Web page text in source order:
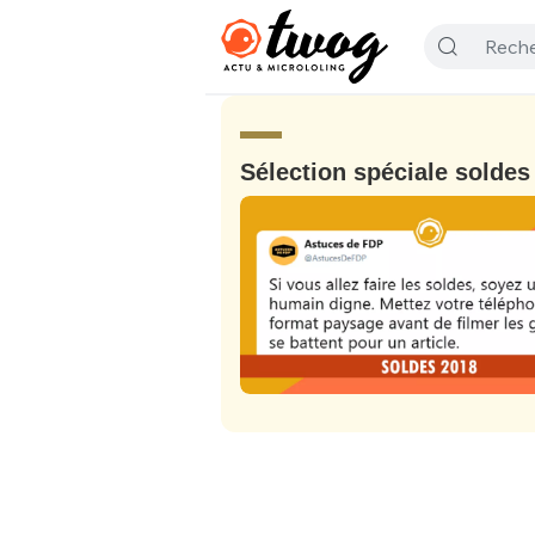
Sélection spéciale soldes